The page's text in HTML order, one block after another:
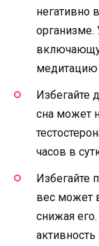
негативно
организме.
медитацию
Избегайте
сна может
часов в
Избегайте
вес может
снижая